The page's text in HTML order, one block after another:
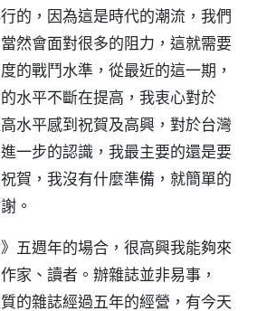
的，因為這是時代的潮流，我們
然會面對很多的阻力，這就需要
的戰鬥水準，從最近的這一期，
水平不斷在提高，我衷心對於
水平感到祝賀及高興，對於台灣
一步的認識，我最主要的還是要
賀，我沒有什麼準備，就簡單的
。
五週年的場合，很高興我能夠來
家、讀者。辦雜誌並非易事，
的雜誌經過五年的經營，有今天